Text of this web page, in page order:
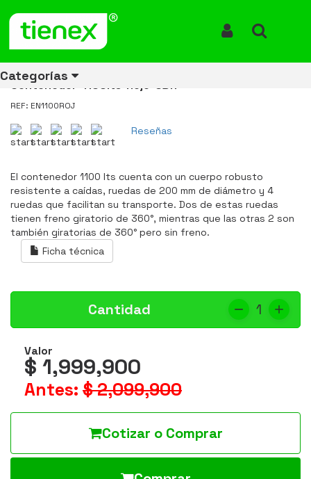
Categorías
Contenedor de Basura con Ruedas 1100 Litros Rojo CDR
Contenedor de Basura con
Ruedas 1100 Litros Rojo CDR
Contenedor-1100lts-Rojo-CDR
REF: EN1100ROJ
Reseñas
El contenedor 1100 lts cuenta con un cuerpo robusto
resistente a caídas, ruedas de 200 mm de diámetro y 4
ruedas que facilitan su transporte. Dos de estas ruedas
tienen freno giratorio de 360°, mientras que las otras 2 son
también giratorias de 360° pero sin freno.
Ficha técnica
Cantidad 1
Valor
$ 1,999,900
Antes: $ 2,099,900
Cotizar o Comprar
Ver todos
ENERGÍA
Ver todos
CANECAS
DE
RECICLAJE
Ver todos
RUBBERMAID
Ver todos
EQUIPOS
DE
LIMPIEZA
Ver todos
MANEJO
DE
MATERIALES
Ver todos
AIRE
LIBRE
Ver todos
ACCESORIOS
PARA
BAÑOS